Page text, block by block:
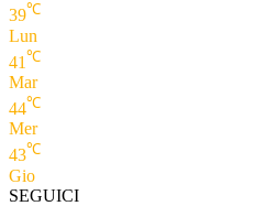
39℃
Lun
41 ℃
Mar
44℃
Mer
43℃
Gio
SEGUICI